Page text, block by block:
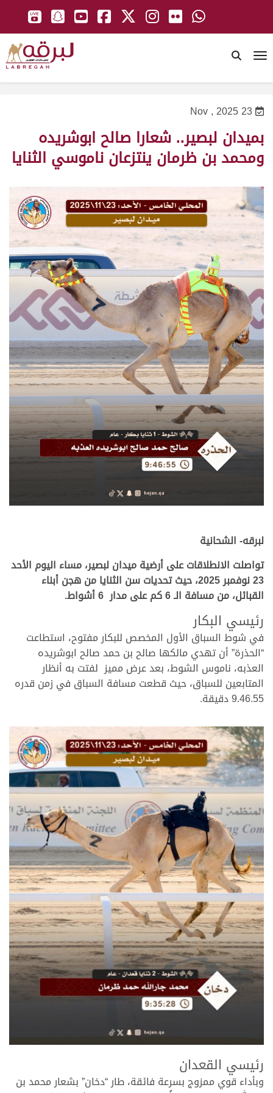
23 Nov , 2025
بميدان لبصير.. شعارا صالح ابوشريده
ومحمد بن ظرمان ينتزعان ناموسي الثنايا
لبرقه- الشحانية
تواصلت الانطلاقات على أرضية ميدان لبصير، مساء اليوم الأحد
23 نوفمبر 2025، حيث تحديات سن الثنايا من هجن أبناء
القبائل، من مسافة الـ 6 كم على مدار 6 أشواط.
رئيسي البكار
في شوط السباق الأول المخصص للبكار مفتوح، استطاعت
“الحذرة” أن تهدي مالكها صالح بن حمد صالح ابوشريده
العذبه، ناموس الشوط، بعد عرض مميز لفتت به أنظار
المتابعين للسباق، حيث قطعت مسافة السباق في زمن قدره
9.46.55 دقيقة.
رئيسي القعدان
وبأداء قوي ممزوج بسرعة فائقة، طار “دخان” بشعار محمد بن